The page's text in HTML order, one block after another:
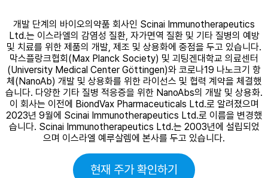
개발 단계의 바이오의약품 회사인 Scinai Immunotherapeutics
Ltd.는 이스라엘의 감염성 질환, 자가면역 질환 및 기타 질병의 예방
및 치료를 위한 제품의 개발, 제조 및 상용화에 중점을 두고 있습니다.
막스플랑크협회(Max Planck Society) 및 괴팅겐대학교 의료센터
(University Medical Center Göttingen)와 코로나19 나노크기 항
체(NanoAb) 개발 및 상용화를 위한 라이선스 및 협력 계약을 체결했
습니다. 다양한 기타 질병 적응증을 위한 NanoAbs의 개발 및 상용화.
이 회사는 이전에 BiondVax Pharmaceuticals Ltd.로 알려졌으며
2023년 9월에 Scinai Immunotherapeutics Ltd.로 이름을 변경했
습니다. Scinai Immunotherapeutics Ltd.는 2003년에 설립되었
으며 이스라엘 예루살렘에 본사를 두고 있습니다.
현재 주가 확인하기